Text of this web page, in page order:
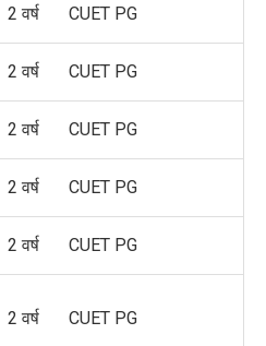
2 वर्ष CUET PG
2 वर्ष CUET PG
2 वर्ष CUET PG
2 वर्ष CUET PG
2 वर्ष CUET PG
2 वर्ष CUET PG